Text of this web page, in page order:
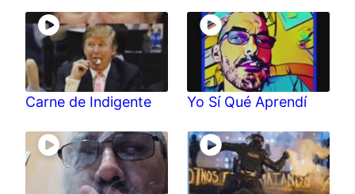
Carne de Indigente Yo Sí Qué Aprendí